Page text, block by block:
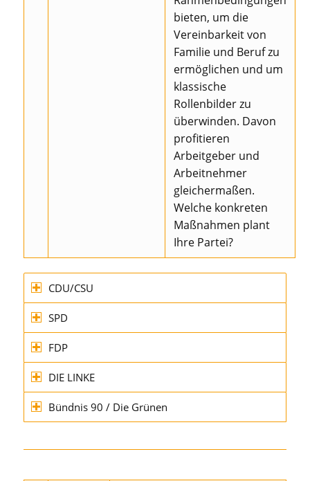
bieten, um die
Vereinbarkeit von
Familie und Beruf zu
ermöglichen und um
klassische
Rollenbilder zu
überwinden. Davon
profitieren
Arbeitgeber und
Arbeitnehmer
gleichermaßen.
Welche konkreten
Maßnahmen plant
Ihre Partei?
CDU/CSU
SPD
FDP
DIE LINKE
Bündnis 90 / Die Grünen